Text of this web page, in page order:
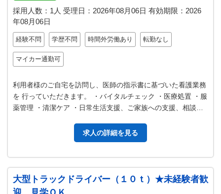
採用人数：1人 受理日： 2026年08月06日 有効期限： 2026
年08月06日
経験不問 学歴不問 時間外労働あり 転勤なし
マイカー通勤可
利用者様のご自宅を訪問し、医師の指示書に基づいた看護業務
を 行っていただきます。 ・バイタルチェック ・医療処置 ・服
薬管理 ・清潔ケア ・日常生活支援、ご家族への支援、相談対
求人の詳細を見る
大型トラックドライバー（１０ｔ）★未経験者歓